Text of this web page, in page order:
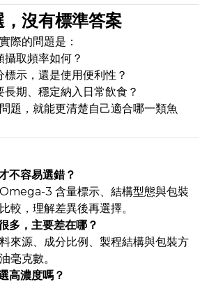
沒有標準答案
際的問題是：
攝取頻率如何？
標示，還是使用便利性？
長期、穩定納入日常飲食？
題，就能更清楚自己適合哪一類魚
不容易選錯？
3 含量標示、結構型態與包裝
較，理解差異後再選擇。
多，主要差在哪？
來源、成分比例、製程結構與包裝方
毫克數。
高濃度嗎？